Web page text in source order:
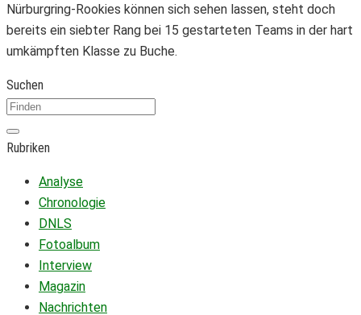
Nürburgring-Rookies können sich sehen lassen, steht doch
bereits ein siebter Rang bei 15 gestarteten Teams in der hart
umkämpften Klasse zu Buche.
Suchen
Rubriken
Analyse
Chronologie
DNLS
Fotoalbum
Interview
Magazin
Nachrichten